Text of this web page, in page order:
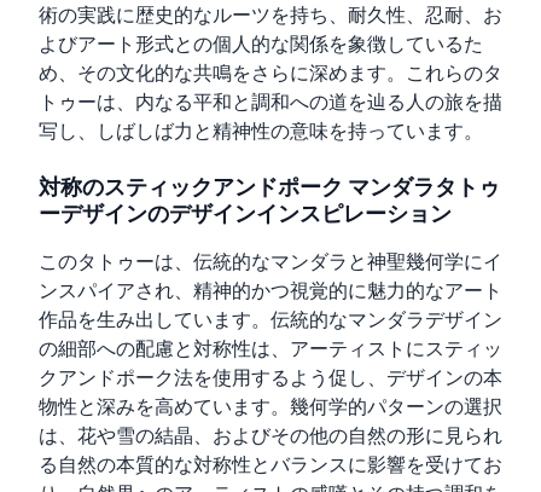
術の実践に歴史的なルーツを持ち、耐久性、忍耐、お
よびアート形式との個人的な関係を象徴しているた
め、その文化的な共鳴をさらに深めます。これらのタ
トゥーは、内なる平和と調和への道を辿る人の旅を描
写し、しばしば力と精神性の意味を持っています。
対称のスティックアンドポーク マンダラタトゥ
ーデザインのデザインインスピレーション
このタトゥーは、伝統的なマンダラと神聖幾何学にイ
ンスパイアされ、精神的かつ視覚的に魅力的なアート
作品を生み出しています。伝統的なマンダラデザイン
の細部への配慮と対称性は、アーティストにスティッ
クアンドポーク法を使用するよう促し、デザインの本
物性と深みを高めています。幾何学的パターンの選択
は、花や雪の結晶、およびその他の自然の形に見られ
る自然の本質的な対称性とバランスに影響を受けてお